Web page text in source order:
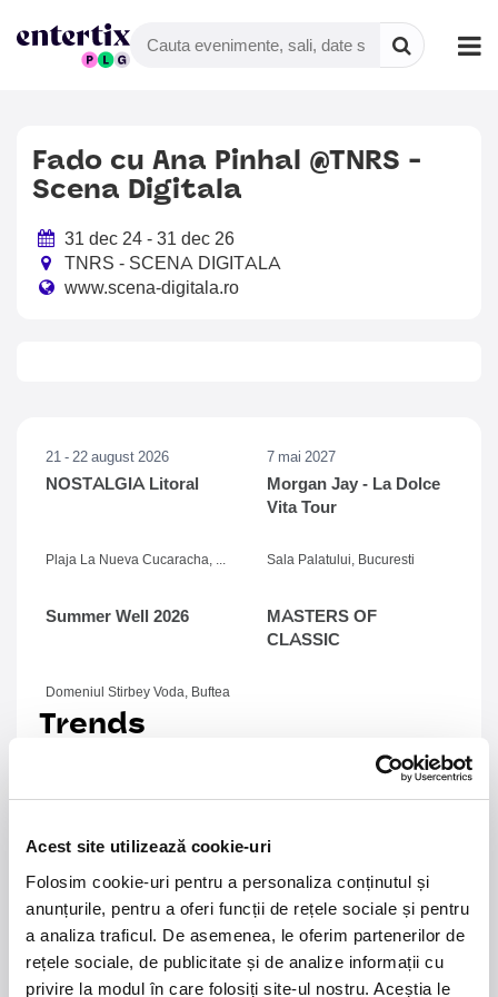
Acest site utilizează cookie-uri
Folosim cookie-uri pentru a personaliza conținutul și
anunțurile, pentru a oferi funcții de rețele sociale și pentru
a analiza traficul. De asemenea, le oferim partenerilor de
rețele sociale, de publicitate și de analize informații cu
privire la modul în care folosiți site-ul nostru. Aceștia le
Fado cu Ana Pinhal @TNRS -
Scena Digitala
31 dec 24 - 31 dec 26
TNRS - SCENA DIGITALA
www.scena-digitala.ro
21 - 22 august 2026
NOSTALGIA Litoral
Plaja La Nueva Cucaracha, Mamaia
7 mai 2027
Morgan Jay - La Dolce
Vita Tour
Sala Palatului, Bucuresti
Summer Well 2026
Domeniul Stirbey Voda, Buftea
MASTERS OF
CLASSIC
Trends
Blackbriar - A Thousand Little Deaths Tour-
Blackbriar ajunge la București pe 27 septembrie,
cel mai nou album al formației, A Thousand Little
iubirea, pierderea și moartea prin imagini cinematice,
versuri captivante și puternice sonorități symphonic
metal.
2. 50 YEARS OF BONEY M -Pe 15 decembrie, la